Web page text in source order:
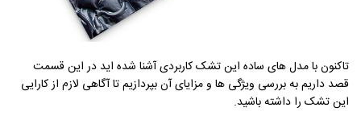
تاکنون با مدل های ساده این تشک کاربردی آشنا شده اید در این قسمت
قصد داریم به بررسی ویژگی ها و مزایای آن بپردازیم تا آگاهی لازم از کارایی
این تشک را داشته باشید.